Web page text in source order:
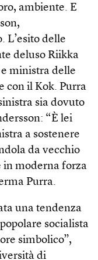
ambiente. E
L’esito delle
deluso Riikka
ministra delle
con il Kok. Purra
sia dovuto
“È lei
a sostenere
da vecchio
moderna forza
Purra.
una tendenza
socialista
simbolico”,
di